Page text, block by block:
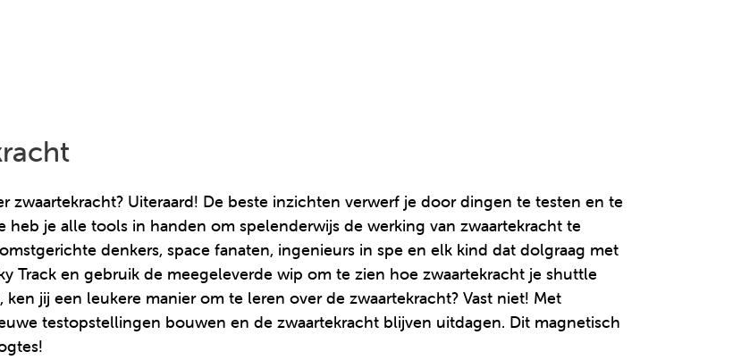
zwaartekracht? Uiteraard! De beste inzichten verwerf je door dingen te testen en te
heb je alle tools in handen om spelenderwijs de werking van zwaartekracht te
denkers, space fanaten, ingenieurs in spe en elk kind dat dolgraag met
Track en gebruik de meegeleverde wip om te zien hoe zwaartekracht je shuttle
jij een leukere manier om te leren over de zwaartekracht? Vast niet! Met
testopstellingen bouwen en de zwaartekracht blijven uitdagen. Dit magnetisch